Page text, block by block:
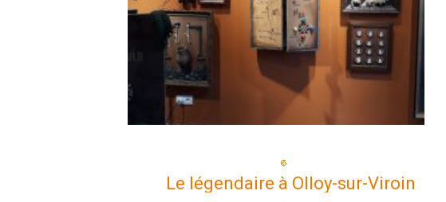
Le légendaire à Olloy-sur-Viroin